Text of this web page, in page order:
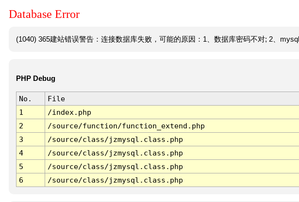
Database Error
(1040) 365建站错误警告：连接数据库失败，可能的原因：1、数据库密码不对; 2、mysql
PHP Debug
No. File
1
/index.php
2
/source/function/function_extend.php
3
/source/class/jzmysql.class.php
4
/source/class/jzmysql.class.php
5
/source/class/jzmysql.class.php
6
/source/class/jzmysql.class.php